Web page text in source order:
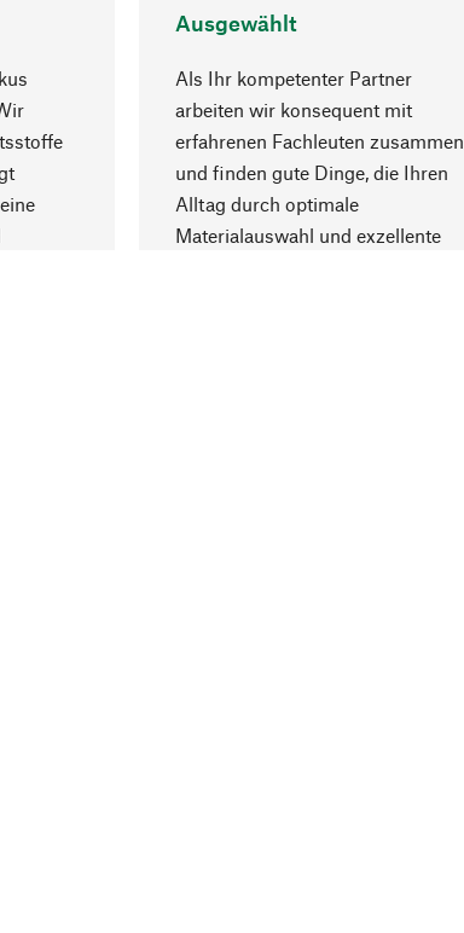
Ausgewählt
Als Ihr kompetenter Partner
arbeiten wir konsequent mit
erfahrenen Fachleuten zusammen
und finden gute Dinge, die Ihren
Alltag durch optimale
Materialauswahl und exzellente